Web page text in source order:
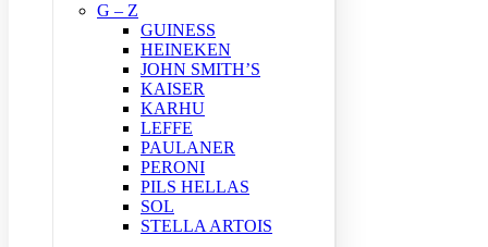
G – Z
GUINESS
HEINEKEN
JOHN SMITH’S
KAISER
KARHU
LEFFE
PAULANER
PERONI
PILS HELLAS
SOL
STELLA ARTOIS